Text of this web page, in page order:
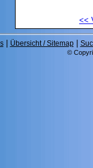
<<
| Übersicht / Sitemap|
©